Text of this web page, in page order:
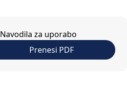
Navodila za uporabo
Prenesi PDF